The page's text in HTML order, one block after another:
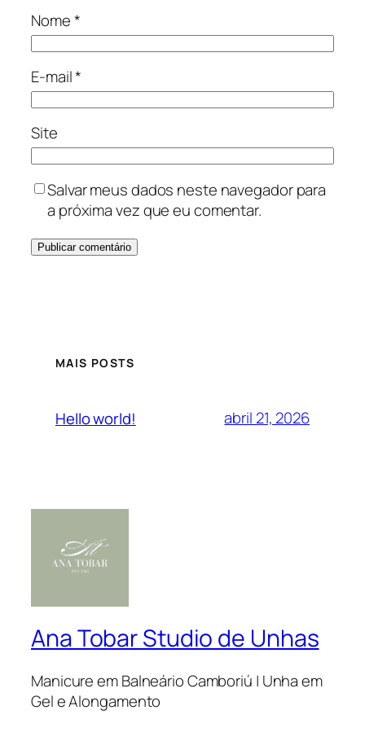
Nome*
E-mail*
Site
Salvar meus dados neste navegador para
a próxima vez que eu comentar.
MAIS POSTS
Hello world! abril 21, 2026
Ana Tobar Studio de Unhas
Manicure em Balneário Camboriú | Unha em
Gel e Alongamento